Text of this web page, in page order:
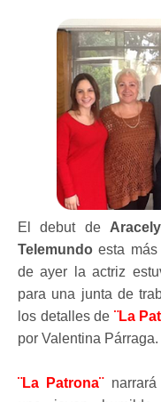
El debut de
Telemundo esta
de ayer la actriz
para una junta de
los detalles de ¨La
por Valentina Párraga.
¨La Patrona¨narrará